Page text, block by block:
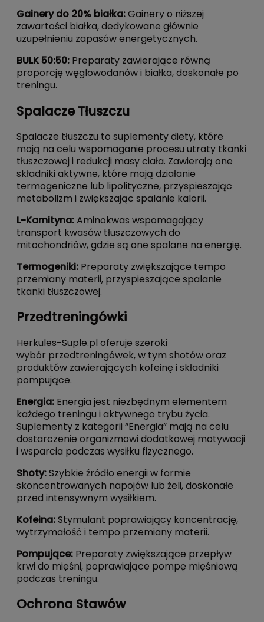
Gainery do 20% białka:Gainery o niższej
zawartości białka, dedykowane głównie
uzupełnieniu zapasów energetycznych.
BULK 50:50: Preparaty zawierające równą
proporcję węglowodanów i białka, doskonałe po
treningu.
Spalacze Tłuszczu
Spalacze tłuszczu to suplementy diety, które
mają na celu wspomaganie procesu utraty tkanki
tłuszczowej i redukcji masy ciała. Zawierają one
składniki aktywne, które mają działanie
termogeniczne lub lipolityczne, przyspieszając
metabolizm i zwiększając spalanie kalorii.
L-Karnityna:Aminokwas wspomagający
transport kwasów tłuszczowych do
mitochondriów, gdzie są one spalane na energię.
Termogeniki: Preparaty zwiększające tempo
przemiany materii, przyspieszające spalanie
tkanki tłuszczowej.
Przedtreningówki
Herkules-Suple.pl oferuje szeroki
wybór przedtreningówek, w tym shotów oraz
produktów zawierających kofeinę i składniki
pompujące.
Energia: Energia jest niezbędnym elementem
każdego treningu i aktywnego trybu życia.
Suplementy z kategorii “Energia” mają na celu
dostarczenie organizmowi dodatkowej motywacji
i wsparcia podczas wysiłku fizycznego.
Shoty:Szybkie źródło energii w formie
skoncentrowanych napojów lub żeli, doskonałe
przed intensywnym wysiłkiem.
Kofeina:Stymulant poprawiający koncentrację,
wytrzymałość i tempo przemiany materii.
Pompujące: Preparaty zwiększające przepływ
krwi do mięśni, poprawiające pompę mięśniową
podczas treningu.
Ochrona Stawów